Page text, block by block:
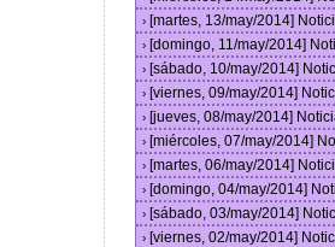
› [martes, 13/may/2014]
› [domingo, 11/may/2014]
› [sábado, 10/may/2014]
› [viernes, 09/may/2014]
› [jueves, 08/may/2014]
› [miércoles, 07/may/2014]
› [martes, 06/may/2014]
› [domingo, 04/may/2014]
› [sábado, 03/may/2014]
› [viernes, 02/may/2014]